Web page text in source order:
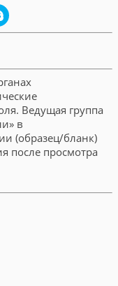
Ведущая группа
в
(образец/бланк)
после просмотра